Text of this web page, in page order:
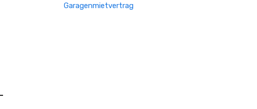
Garagenmietvertrag